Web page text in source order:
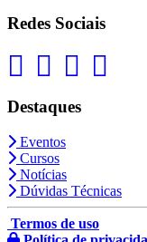
Redes Sociais
Destaques
Eventos
Cursos
Notícias
Dúvidas Técnicas
Termos de uso